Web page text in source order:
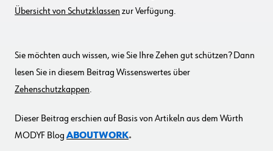
Übersicht von Schutzklassen zur Verfügung.
Sie möchten auch wissen, wie Sie Ihre Zehen gut schützen? Dann
lesen Sie in diesem Beitrag Wissenswertes über
Zehenschutzkappen.
Dieser Beitrag erschien auf Basis von Artikeln aus dem Würth
MODYF BlogABOUTWORK.